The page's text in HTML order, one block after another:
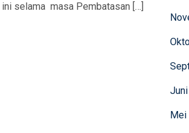
selama masa Pembatasan […]
Mei